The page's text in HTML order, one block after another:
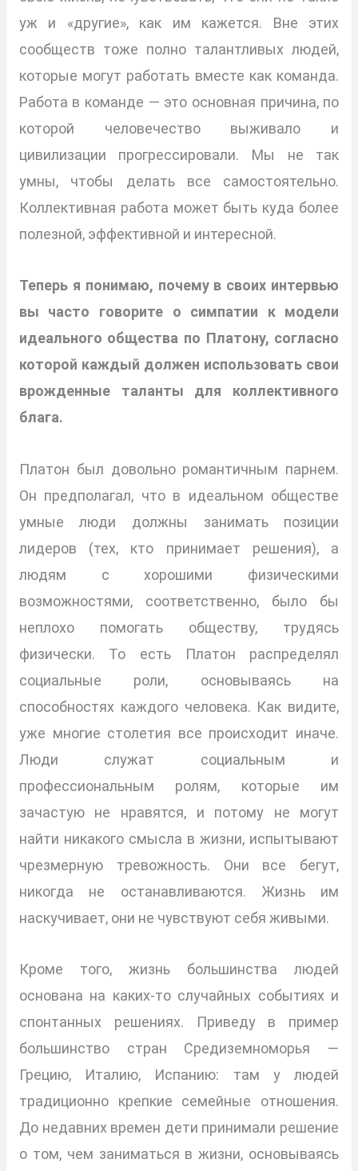
уж и «другие», как им кажется. Вне этих
сообществ тоже полно талантливых людей,
которые могут работать вместе как команда.
Работа в команде — это основная причина, по
которой человечество выживало и
цивилизации прогрессировали. Мы не так
умны, чтобы делать все самостоятельно.
Коллективная работа может быть куда более
полезной, эффективной и интересной.
Теперь я понимаю, почему в своих интервью
вы часто говорите о симпатии к модели
идеального общества по Платону, согласно
которой каждый должен использовать свои
врожденные таланты для коллективного
блага.
Платон был довольно романтичным парнем.
Он предполагал, что в идеальном обществе
умные люди должны занимать позиции
лидеров (тех, кто принимает решения), а
людям с хорошими физическими
возможностями, соответственно, было бы
неплохо помогать обществу, трудясь
физически. То есть Платон распределял
социальные роли, основываясь на
способностях каждого человека. Как видите,
уже многие столетия все происходит иначе.
Люди служат социальным и
профессиональным ролям, которые им
зачастую не нравятся, и потому не могут
найти никакого смысла в жизни, испытывают
чрезмерную тревожность. Они все бегут,
никогда не останавливаются. Жизнь им
наскучивает, они не чувствуют себя живыми.
Кроме того, жизнь большинства людей
основана на каких-то случайных событиях и
спонтанных решениях. Приведу в пример
большинство стран Средиземноморья —
Грецию, Италию, Испанию: там у людей
традиционно крепкие семейные отношения.
До недавних времен дети принимали решение
о том, чем заниматься в жизни, основываясь